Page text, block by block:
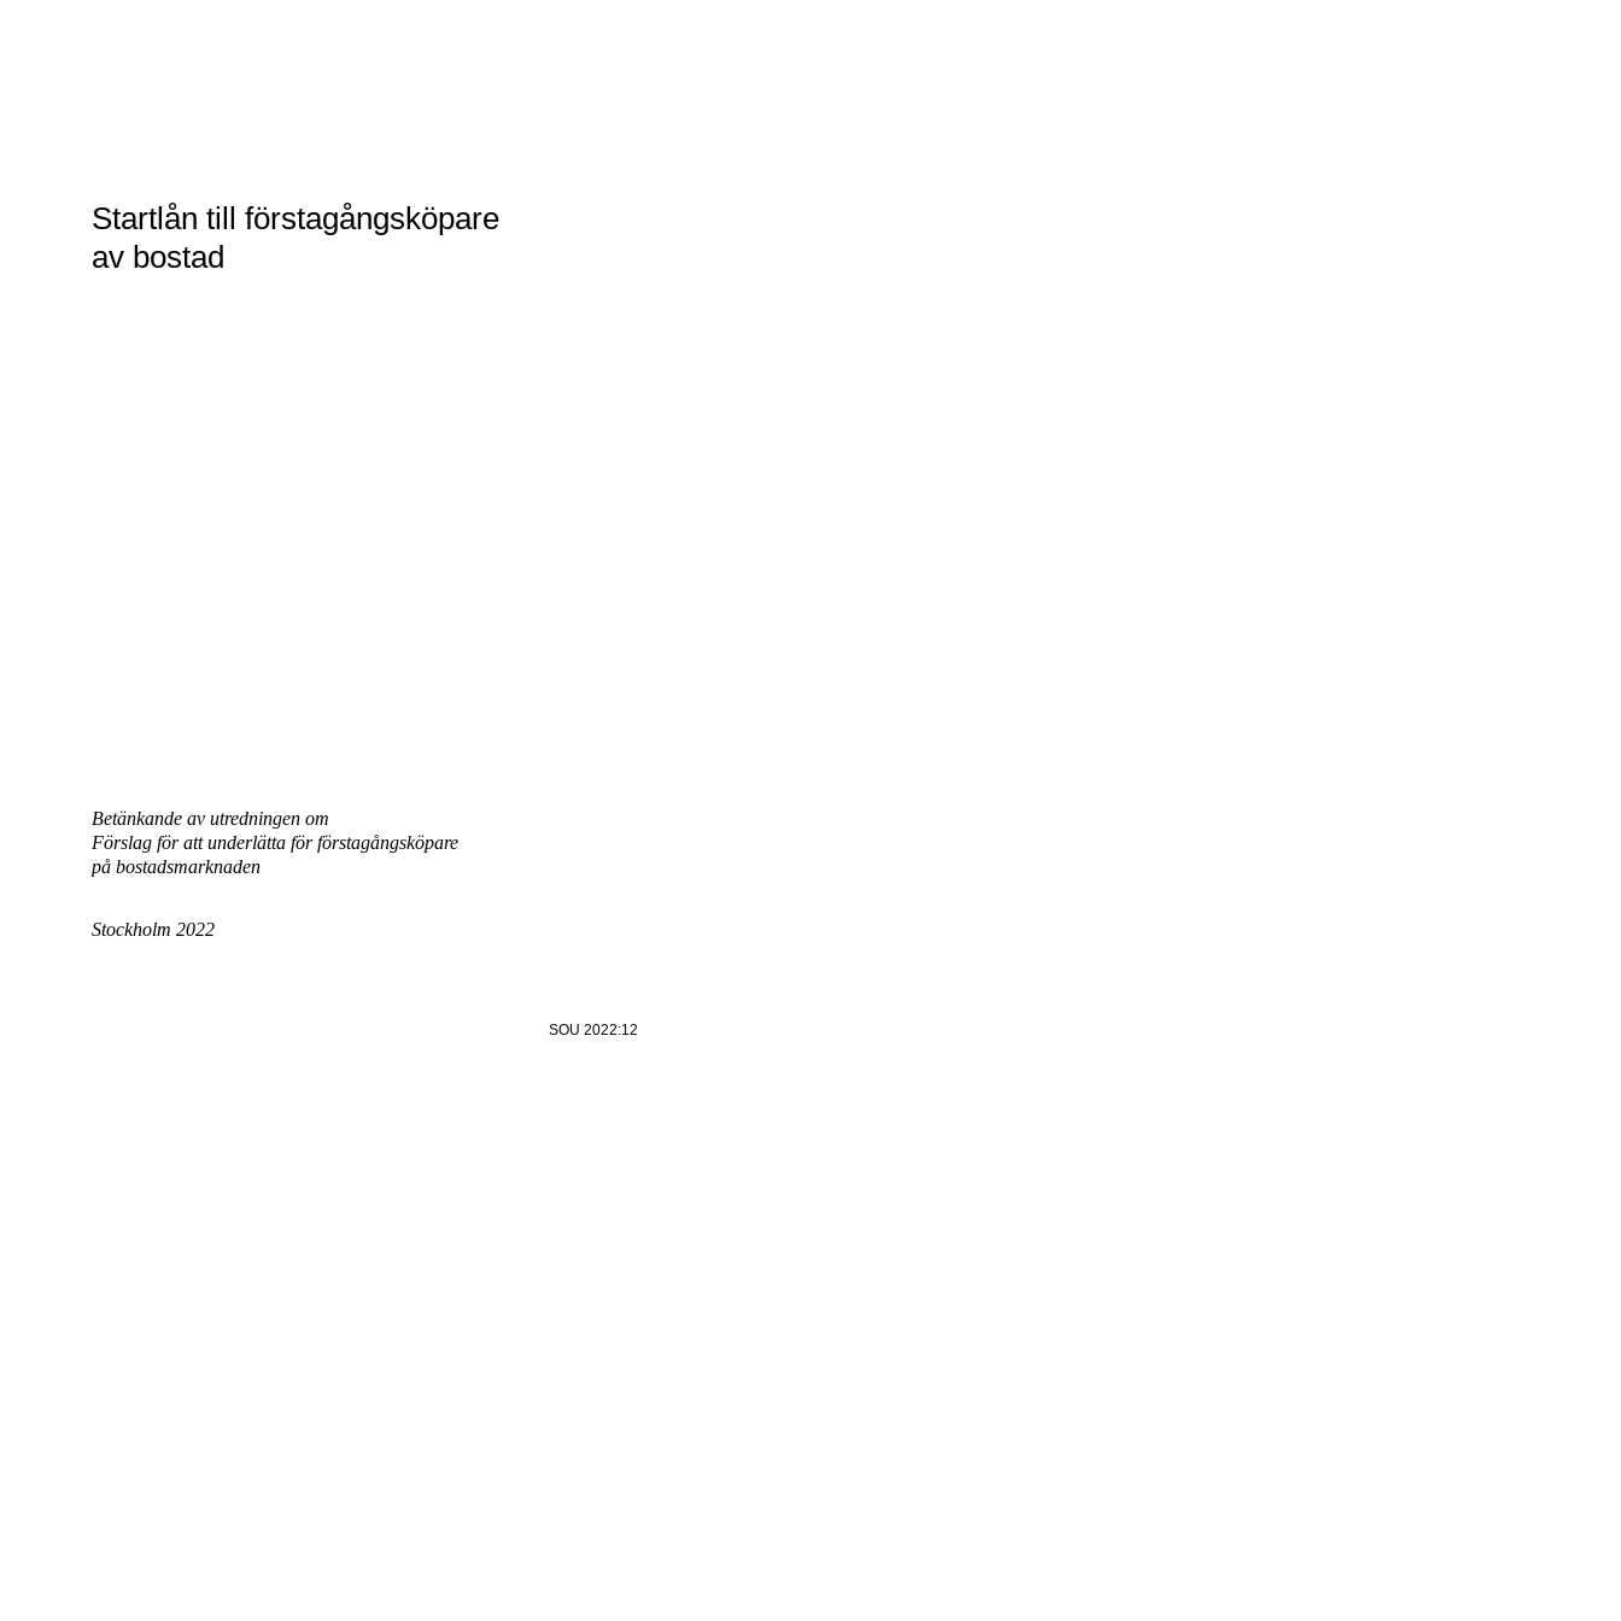
Startlån till förstagångsköpare
av bostad
Betänkande av utredningen om
Förslag för att underlätta för förstagångsköpare
på bostadsmarknaden
Stockholm 2022
SOU 2022:12